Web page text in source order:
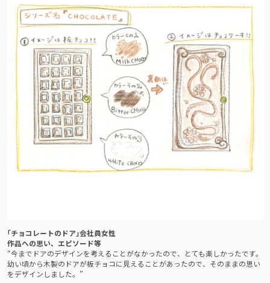
｢チョコレートのドア｣会社員女性
作品への思い、エピソード等
“今までドアのデザインを考えることがなかったので、とても楽しかったです。
幼い頃から木製のドアが板チョコに見えることがあったので、そのままの思い
をデザインしました。”